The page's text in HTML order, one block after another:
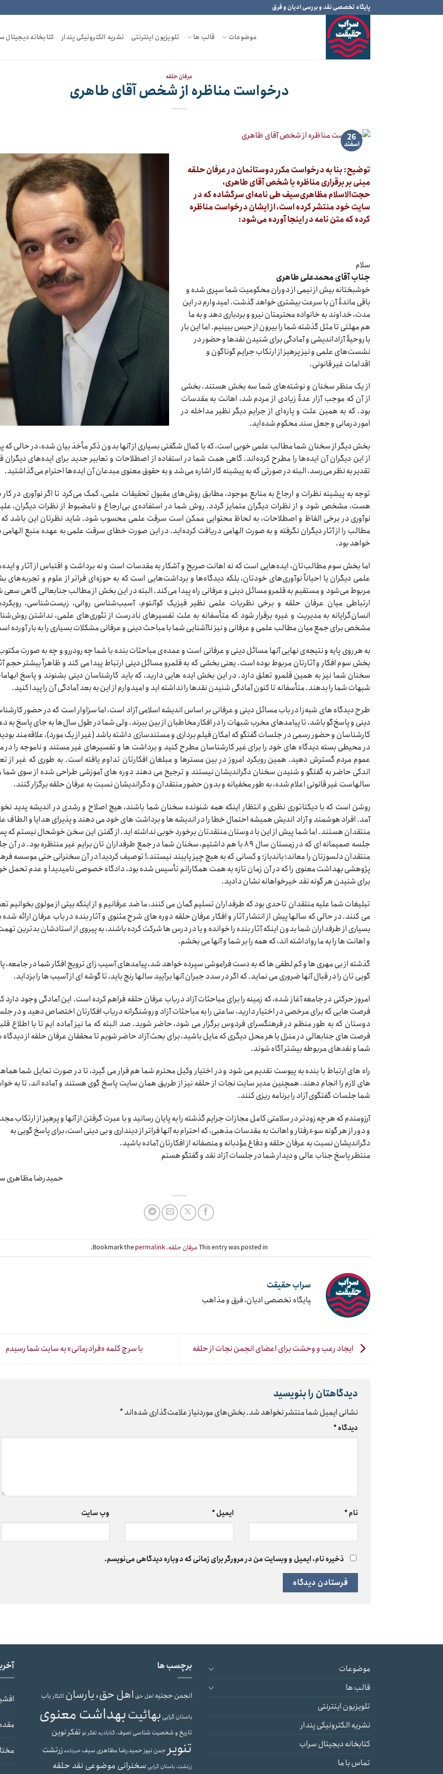
to
پایگاه تخصصی نقد و بررسی ادیان و فرق
موضوعات قالب ها تلویزیون اینترنتی نشریه الکترونیکی پندار کتابخانه دیجیتال
عرفان حلقه
درخواست مناظره از شخص آقای طاهری
26
اسفند
توضیح: بنا به درخواست مکرر دوستانمان در عرفان حلقه
مبنی بر برقراری مناظره با شخص آقای طاهری،
حجت‌الاسلام مظاهری‌سیف طی نامه‌ای سرگشاده که در
سایت خود منتشر کرده است، از ایشان درخواست مناظره
کرده که متن نامه در اینجا آورده می‌شود:
سلام
جناب آقای محمدعلی طاهری
خوشبختانه بیش از نیمی از دوران محکومیت شما سپری شده و
باقی ماندۀ آن با سرعت بیشتری خواهد گذشت. امیدوارم در این
مدت، خداوند به خانواده محترمتان نیرو و بردباری دهد و به ما
هم مهلتی تا مثل گذشته شما را بیرون از حبس ببینیم. اما این بار
با روحیۀ آزاداندیشی و آمادگی برای شنیدن نقدها و حضور در
نشست‌های علمی و نیز پرهیز از ارتکاب جرایم گوناگون و
اقدامات غیر قانونی.
از یک منظر سخنان و نوشته‌های شما سه بخش هستند. بخشی
از آن که موجب آزار عدۀ زیادی از مردم شد، اهانت به مقدسات
بود. که به همین علت و پاره‌ای از جرایم دیگر نظیر مداخله در
امور درمانی و جعل سند محکوم شده‌اید.
بخش دیگر از سخنان شما مطالب علمی خوبی است، که با کمال شگفتی بسیاری از آنها بدون ذکر مأخذ بیان شده، در حالی که
از این دیگران آن ایده‌ها را مطرح کرده‌اند. گاهی همت شما در استفاده از اصطلاحات و تعابیر جدید برای ایده‌های دیگران
تقدیر به نظر می‌رسد، البته در صورتی که به پیشینه کار اشاره می‌شد و به حقوق معنوی مبدعان آن ایده‌ها احترام می‌گذاشتید.
توجه به پیشینه نظرات و ارجاع به منابع موجود، مطابق روش‌های مقبول تحقیقات علمی، کمک می‌کرد تا اگر نوآوری در
هست، مشخص شود و از نظرات دیگران متمایز گردد. روش شما در استفاده‌ی بی‌ارجاع و نامضبوط از نظرات دیگران،
نوآوری در برخی الفاظ و اصطلاحات، به لحاظ محتوایی ممکن است سرقت علمی محسوب شود. شاید نظرتان این باشد که
مطالب را از آثار دیگران نگرفته و به صورت الهامی دریافت کرده‌اید. در این صورت خطای سرقت علمی به عهده منبع
خواهد بود.
اما بخش سوم مطالب‌تان، ایده‌هایی است که نه اهانت صریح و آشکار به مقدسات است و نه برداشت و اقتباس از آثار و
علمی دیگران یا احیاناً نوآوری‌های خودتان، بلکه دیدگاه‌ها و برداشت‌هایی است که به حوزه‌ای فراتر از علوم و تجربه‌های
مربوط می‌شود و مستقیم به قلمرو مسائل دینی و عرفانی راه پیدا می‌کند. البته در این بخش از مطالب جنابعالی گاهی
ارتباطی میان عرفان حلقه و برخی نظریات علمی نظیر فیزیک کوآنتوم، آسیب‌شناسی روانی، زیست‌شناسی،
انسان‌گرایانه به مدیریت و غیره برقرار شود که متأسفانه به علت تفسیرهای نادرست از تئوری‌های علمی، نداشتن
مشخص برای جمع میان مطالب علمی و عرفانی و نیز ناآشنایی شما با مباحث دینی و عرفانی مشکلات بسیاری را به بار آورده
به هر روی پایه و نتیجه‌ی نهایی آنها مسائل دینی و عرفانی است و عمده‌ی مباحثات بنده با شما چه رودررو و چه به صورت
بخش سوم افکار و آثارتان مربوط بوده است. یعنی بخشی که به قلمرو مسائل دینی ارتباط پیدا می کند و ظاهراً بیشتر حجم
سخنان شما نیز به همین قلمرو تعلق دارد. در این بخش ایده هایی دارید، که باید کارشناسان دینی بشنوند و پاسخ
شبهات شما را بدهند. متأسفانه تا کنون آمادگی شنیدن نقدها را نداشته اید و امیدوارم از این به بعد آمادگی آن را پیدا کنید.
طرح دیدگاه های شبه‌زا در باب مسائل دینی و عرفانی بر اساس اندیشه اسلامی آزاد است، اما سزاوار است که در حضور
دینی و پاسخ‌گو باشد، تا پیامدهای مخرب شبهات را در افکار مخاطبان از بین ببرند. ولی شما در طول سال‌ها به جای پاسخ به
کارشناسان و حضور رسمی در جلسات گفتگو که امکان فیلم برداری و مستندسازی داشته باشد (غیر از یک مورد)، علاقه‌مند
در محیطی بسته دیدگاه های خود را برای غیر کارشناسان مطرح کنید و برداشت ها و تفسیرهای غیر مستند و ناموجه را در
عموم مردم گسترش دهید. همین رویکرد امروز در بین مسترها و مبلغان افکارتان تداوم یافته است. به طوری که غیر از
اندکی حاضر به گفتگو و شنیدن سخنان دگراندیشان نیستند و ترجیح می دهند دوره های آموزشی طراحی شده از سوی شما
سالهاست غیر قانونی اعلام شده، به طور مخفیانه و بدون حضور منتقدان و دگراندیشان نسبت به عرفان حلقه برگزار کنند.
روشن است که با دیکتاتوری نظری و انتظار اینکه همه شنونده سخنان شما باشند، هیچ اصلاح و رشدی در اندیشه پدید
آمد. افراد هوشمند و آزاد اندیش همیشه احتمال خطا را در اندیشه ها و برداشت های خود می دهند و پذیرای هدایا و الطاف
منتقدان هستند. اما شما پیش از این با دوستان منتقدتان برخورد خوبی نداشته اید. از گفتن این سخن خوشحال نیستم که
جلسه صمیمانه ای که در زمستان سال ۸۹ با هم داشتیم، سخنان شما در جمع طرفداران تان برایم غیر منتظره بود. در
منتقدان دلسوزتان را معاند؛ باندباز؛ و کسانی که به هیچ چیز پایبند نیستند،! توصیف کردید! در آن سخنرانی حتی موسسه
پژوهشی بهداشت معنوی را که در آن زمان تازه به همت همکارانم تأسیس شده بود، دادگاه خصوصی نامیدید! و عدم تحمل
برای شنیدن هر گونه نقد خیرخواهانه نشان دادید.
تبلیغات شما علیه منتقدان تاحدی بود که طرفداران تسلیم گمان می کنند، ما ضد عرفانیم و از اینکه بیتی از مولوی بخوانیم
می کنند. در حالی که سالها پیش از انتشار آثار و افکار عرفان حلقه دوره های شرح مثنوی و آثار بنده در باب عرفان ارائه شده
بسیاری از طرفداران شما بدون اینکه آثار بنده را خوانده و یا در درس ها شرکت کرده باشند، به پیروی از استادشان بدترین
و اهانت ها را به ما رواداشته اند، که همه را بر شما و آنها می بخشم.
گذشته از بی مهری ها و کم لطفی ها که به دست فراموشی سپرده خواهد شد، پیامدهای آسیب زای ترویج افکار شما در جامعه،
گویی تان را در قبال آنها ضروری می نماید. که اگر در سدد جبران آنها برآیید سالها رنج باید، تا گوشه ای از آسیب ها را بزداید.
امروز حرکتی در جامعه آغاز شده، که زمینه را برای مباحثات آزاد درباب عرفان حلقه فراهم کرده است. این آمادگی وجود دارد
فرصت هایی که برای مرخصی در اختیار دارید، ساعتی را به مباحثات آزاد و روشنگرانه درباب افکارتان اختصاص دهید و در
دوستان که به طور منظم در فرهنگسرای فردوس برگزار می شود، حاضر شوید. صد البته که ما نیز آماده ایم تا با اطلاع
فرصت های جنابعالی در منزل یا هر محل دیگری که مایل باشید، برای بحث آزاد حاضر شویم تا محققان عرفان حلقه از
شما و نقدهای مربوطه بیشتر آگاه شوند.
راه های ارتباط با بنده به پیوست تقدیم می شود و در اختیار وکیل محترم شما هم قرار می گیرد، تا در صورت تمایل شما
های لازم را انجام دهند. همچنین مدیر سایت نجات از حلقه نیز از طریق همان سایت پاسخ گوی هستند و آماده اند، تا به
شما جلسات گفتگوی آزاد را برنامه ریزی کنند.
آرزومندم که هر چه زودتر در سلامتی کامل مجازات جرایم گذشته را به پایان رسانید و با عبرت گرفتن از آنها و پرهیز از ارتکاب
و دور از هر گونه سوءرفتار و اهانت به مقدسات مذهبی، که احترام به آنها فراتر از دینداری و بی دینی است، برای پاسخ گویی به
دگراندیشان نسبت به عرفان حلقه و دفاع مؤدبانه و منصفانه از افکارتان آماده باشید.
منتظر پاسخ جناب عالی و دیدار شما در جلسات آزاد نقد و گفتگو هستم
حمیدرضا مظاهری
This entry was posted inعرفان حلقه. Bookmark the
permalink
.
سراب حقیقت
‍پایگاه تخصصی ادیان، فرق و مذاهب
ایجاد رعب و وحشت برای اعضای انجمن نجات از حلقه با سرچ کلمه «فرادرمانی» به سایت شما رسیدم
دیدگاهتان را بنویسید
نشانی ایمیل شما منتشر نخواهد شد.بخش‌های موردنیاز علامت‌گذاری شده‌اند*
دیدگاه*
نام* ایمیل* وب‌ سایت
ذخیره نام، ایمیل و وبسایت من در مرورگر برای زمانی که دوباره دیدگاهی می‌نویسم.
موضوعات
قالب ها
تلویزیون اینترنتی
نشریه الکترونیکی پندار
کتابخانه دیجیتال سراب
تماس با ما
برچسب ها
انجمن حجتیه اهل حق اهل حق، یارسان اکنکارباب
باستان گرایی بهائیتبهداشت معنوی
تاریخ و شخصیت شناسی تصوف، گنابادیه تفکر نوتفکر نوین
تنویرجمن نیوزحمیدرضا مظاهری سیفخبرنامهزرتشت
زرتشت، باستان گرایی سخنرانی موضوعی نقد حلقه